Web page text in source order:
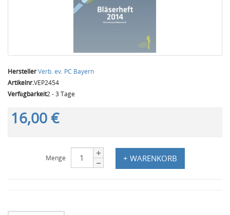
HerstellerVerb. ev. PC Bayern
Artikelnr.VEP2454
Verfügbarkeit2 - 3 Tage
16,00 €
Menge + WARENKORB